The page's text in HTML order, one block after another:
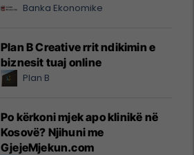
Banka Ekonomike
Plan B Creative rrit ndikimin e
biznesit tuaj online
Plan B
Po kërkoni mjek apo klinikë në
Kosovë? Njihuni me
GjejeMjekun.com